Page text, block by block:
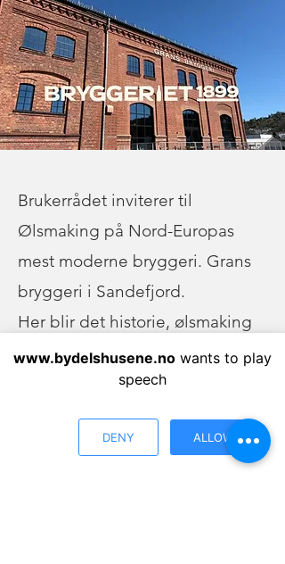
Brukerrådet inviterer til
Ølsmaking på Nord-Europas
mest moderne bryggeri. Grans
bryggeri i Sandefjord.
Her blir det historie, ølsmaking
og god atmosfære ledet av
Bryggerimester.
www.bydelshusene.no wants to play
speech
DENY ALLOW